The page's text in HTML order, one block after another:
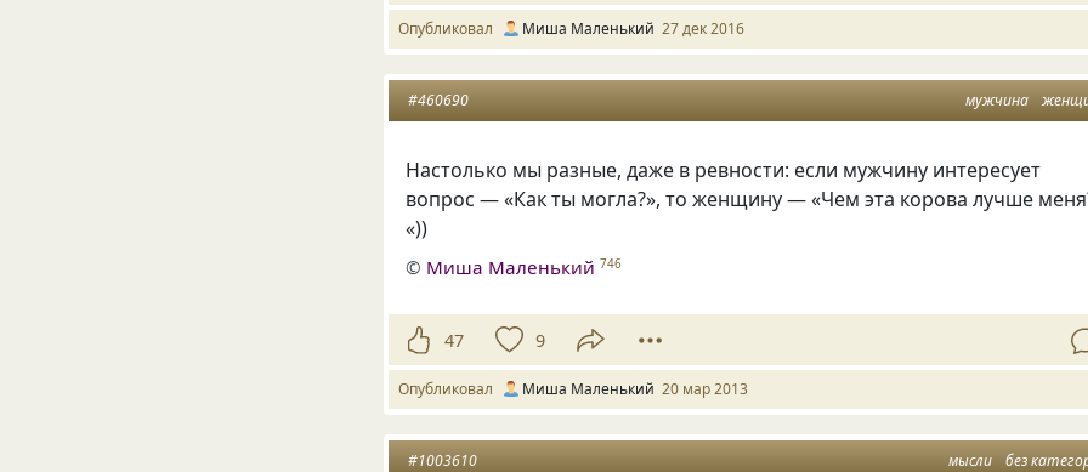
Опубликовал Миша Маленький 27 дек 2016
мужчина
#460690
Настолько мы разные, даже в ревности: если мужчину интересует
вопрос — «Как ты могла?», то женщину — «Чем эта корова лучше
«))
© Миша Маленький 746
47 9
Опубликовал Миша Маленький 20 мар 2013
мысли без
#1003610